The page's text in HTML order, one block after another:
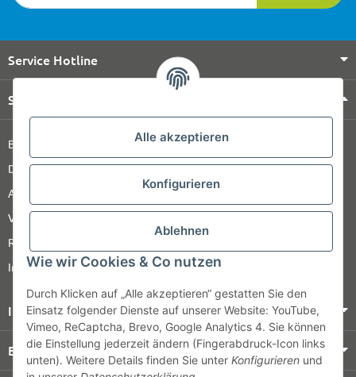
Alle akzeptieren
Konfigurieren
Ablehnen
Wie wir Cookies & Co nutzen
Durch Klicken auf „Alle akzeptieren“ gestatten Sie den
Einsatz folgender Dienste auf unserer Website: YouTube,
Vimeo, ReCaptcha, Brevo, Google Analytics 4. Sie können
die Einstellung jederzeit ändern (Fingerabdruck-Icon links
unten). Weitere Details finden Sie unter Konfigurieren und
Service Hotline
Shop Service
Barrierefreiheitserklärung
Datenschutz
AGB
Versandinformationen
Retour
Impressum
Informationen
Bezahlung & Versand